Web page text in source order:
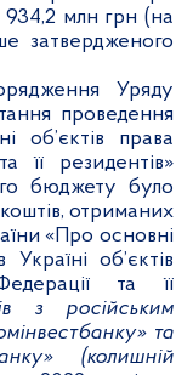
934,2 млн грн (на
затвердженого
Уряду
проведення
об’єктів права
її резидентів»
бюджету було
отриманих
«Про основні
об’єктів
та її
з російським
та
(колишній